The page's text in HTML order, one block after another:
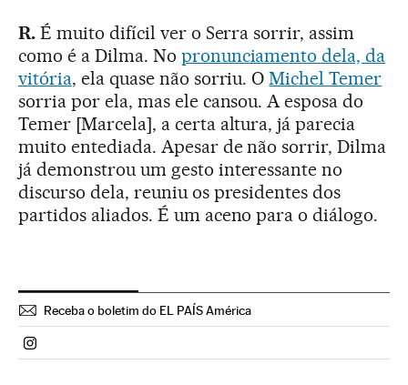
R. É muito difícil ver o Serra sorrir, assim
como é a Dilma. No pronunciamento dela, da
vitória, ela quase não sorriu. OMichel Temer
sorria por ela, mas ele cansou. A esposa do
Temer [Marcela], a certa altura, já parecia
muito entediada. Apesar de não sorrir, Dilma
já demonstrou um gesto interessante no
discurso dela, reuniu os presidentes dos
partidos aliados. É um aceno para o diálogo.
Receba o boletim do EL PAÍS América
Politica El País Brasil en Instagram